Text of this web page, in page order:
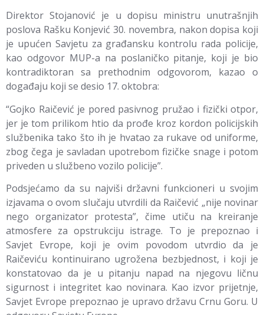
Direktor Stojanović je u dopisu ministru unutrašnjih
poslova Rašku Konjević 30. novembra, nakon dopisa koji
je upućen Savjetu za građansku kontrolu rada policije,
kao odgovor MUP-a na poslaničko pitanje, koji je bio
kontradiktoran sa prethodnim odgovorom, kazao o
događaju koji se desio 17. oktobra:
“Gojko Raičević je pored pasivnog pružao i fizički otpor,
jer je tom prilikom htio da prođe kroz kordon policijskih
službenika tako što ih je hvatao za rukave od uniforme,
zbog čega je savladan upotrebom fizičke snage i potom
priveden u službeno vozilo policije”.
Podsjećamo da su najviši državni funkcioneri u svojim
izjavama o ovom slučaju utvrdili da Raičević „nije novinar
nego organizator protesta”, čime utiču na kreiranje
atmosfere za opstrukciju istrage. To je prepoznao i
Savjet Evrope, koji je ovim povodom utvrdio dа je
Rаičeviću kontinuirano ugrožena bezbjednost, i koji je
konstatovao dа je u pitаnju nаpаd nа njegovu ličnu
sigurnost i integritet kаo novinаrа. Kаo izvor prijetnje,
Sаvjet Evrope prepoznаo je upravo državu Crnu Goru. U